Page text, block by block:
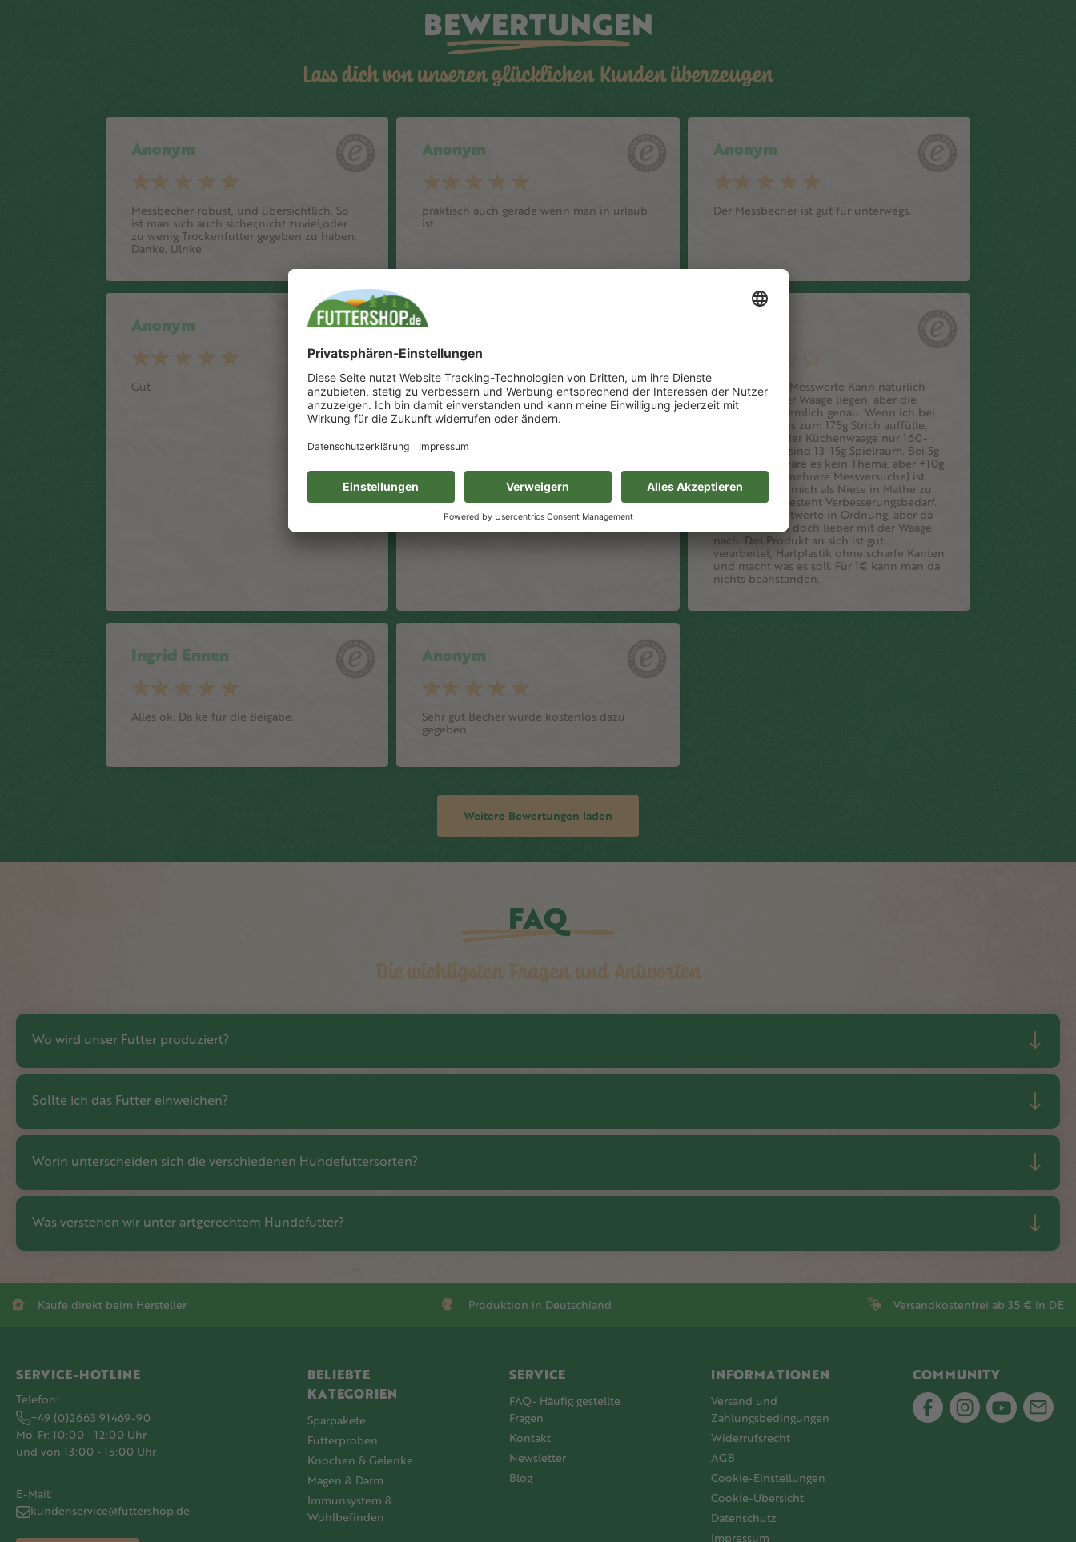
BEWERTUNGEN
Lass dich von unseren glücklichen Kunden überzeugen
Anonym
Messbecher robust, und übersichtlich. So
ist man sich auch sicher,nicht zuviel,oder
zu wenig Trockenfutter gegeben zu haben.
Danke. Ulrike
Anonym
praktisch auch gerade wenn man in urlaub
ist
Anonym
Der Messbecher ist gut für unterwegs.
Anonym
Gut
Anonym
Ich bin froh, dass ich jetzt den Becher
habe. Damit lässt sich das Futter gut aus der
Packung nehmen. Die Stabilität gefällt mir
sehr gut.
Abweichende Messwerte Kann natürlich
auch an meiner Waage liegen, aber die
misst schon ziemlich genau. Wenn ich bei
dem Becher bis zum 175g Strich auffülle,
kommen auf der Küchenwaage nur 160-
162g raus. Das sind 13-15g Spielraum. Bei 5g
Abweichung wäre es kein Thema, aber +10g
Abweichung (mehrere Messversuche) ist
dann auch für mich als Niete in Mathe zu
ungenau. Da besteht Verbesserungsbedarf.
Für grobe Richtwerte in Ordnung, aber da
mess ich dann doch lieber mit der Waage
nach. Das Produkt an sich ist gut
verarbeitet, Hartplastik ohne scharfe Kanten
und macht was es soll. Für 1€ kann man da
nichts beanstanden.
Ingrid Ennen
Alles ok. Da ke für die Beigabe.
Anonym
Sehr gut Becher wurde kostenlos dazu
gegeben
Weitere Bewertungen laden
FAQ
Die wichtigsten Fragen und Antworten
Wo wird unser Futter produziert?
Sollte ich das Futter einweichen?
Worin unterscheiden sich die verschiedenen Hundefuttersorten?
Was verstehen wir unter artgerechtem Hundefutter?
Kaufe direkt beim Hersteller Produktion in Deutschland Versandkostenfrei ab 35 € in DE
SERVICE-HOTLINE
Telefon:
+49 (0)2663 91469-90
Mo-Fr: 10:00 - 12:00 Uhr
und von 13:00 - 15:00 Uhr
E-Mail:
kundenservice@futtershop.de
BELIEBTE
KATEGORIEN
Sparpakete
Futterproben
Knochen & Gelenke
Magen & Darm
Immunsystem &
Wohlbefinden
SERVICE
FAQ- Häufig gestellte
Fragen
Kontakt
Newsletter
Blog
INFORMATIONEN
Versand und
Zahlungsbedingungen
Widerrufsrecht
AGB
Cookie-Einstellungen
Cookie-Übersicht
Datenschutz
Impressum
COMMUNITY